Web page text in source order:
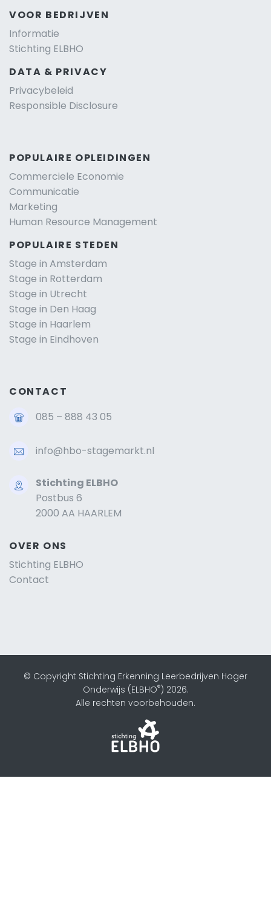
VOOR BEDRIJVEN
Informatie
Stichting ELBHO
DATA & PRIVACY
Privacybeleid
Responsible Disclosure
POPULAIRE OPLEIDINGEN
Commerciele Economie
Communicatie
Marketing
Human Resource Management
POPULAIRE STEDEN
Stage in Amsterdam
Stage in Rotterdam
Stage in Utrecht
Stage in Den Haag
Stage in Haarlem
Stage in Eindhoven
CONTACT
085 – 888 43 05
info@hbo-stagemarkt.nl
Stichting ELBHO
Postbus 6
2000 AA HAARLEM
OVER ONS
Stichting ELBHO
Contact
© Copyright Stichting Erkenning Leerbedrijven Hoger
Onderwijs (ELBHO®) 2026.
Alle rechten voorbehouden.